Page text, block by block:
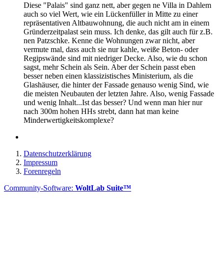
Diese "Palais" sind ganz nett, aber gegen ne Villa in Dahlem
auch so viel Wert, wie ein Lückenfüller in Mitte zu einer
repräsentativen Altbauwohnung, die auch nicht am in einem
Gründerzeitpalast sein muss. Ich denke, das gilt auch für z.B.
nen Patzschke. Kenne die Wohnungen zwar nicht, aber
vermute mal, dass auch sie nur kahle, weiße Beton- oder
Regipswände sind mit niedriger Decke. Also, wie du schon
sagst, mehr Schein als Sein. Aber der Schein passt eben
besser neben einen klassizistisches Ministerium, als die
Glashäuser, die hinter der Fassade genauso wenig Sind, wie
die meisten Neubauten der letzten Jahre. Also, wenig Fassade
und wenig Inhalt...Ist das besser? Und wenn man hier nur
nach 300m hohen HHs strebt, dann hat man keine
Minderwertigkeitskomplexe?
Datenschutzerklärung
Impressum
Forenregeln
Community-Software: WoltLab Suite™